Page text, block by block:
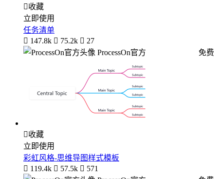
收藏
立即使用
任务清单
 147.8k  75.2k  27
ProcessOn官方
免费
收藏
立即使用
彩虹风格-思维导图样式模板
 119.4k  57.5k  571